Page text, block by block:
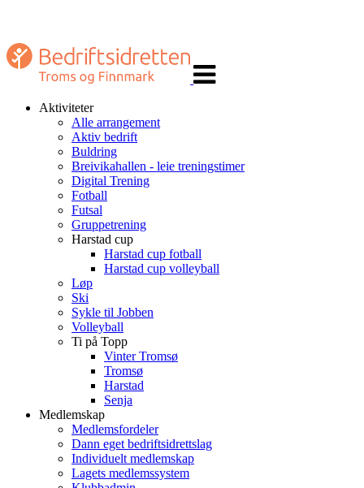
navigasjon
Aktiviteter
Alle arrangement
Aktiv bedrift
Buldring
Breivikahallen - leie treningstimer
Digital Trening
Fotball
Futsal
Gruppetrening
Harstad cup
Harstad cup fotball
Harstad cup volleyball
Løp
Ski
Sykle til Jobben
Volleyball
Ti på Topp
Vinter Tromsø
Tromsø
Harstad
Senja
Medlemskap
Medlemsfordeler
Dann eget bedriftsidrettslag
Individuelt medlemskap
Lagets medlemssystem